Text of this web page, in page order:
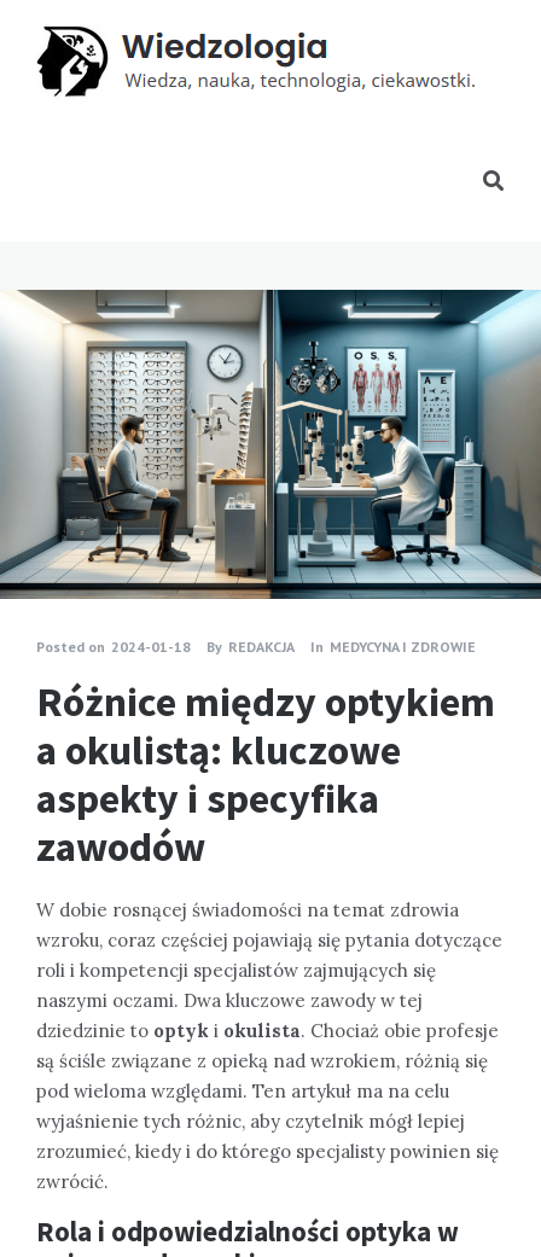
Posted on 2024-01-18 By REDAKCJA In MEDYCYNA I ZDROWIE
Różnice między optykiem
a okulistą: kluczowe
aspekty i specyfika
zawodów
W dobie rosnącej świadomości na temat zdrowia
wzroku, coraz częściej pojawiają się pytania dotyczące
roli i kompetencji specjalistów zajmujących się
naszymi oczami. Dwa kluczowe zawody w tej
dziedzinie to optyk i okulista. Chociaż obie profesje
są ściśle związane z opieką nad wzrokiem, różnią się
pod wieloma względami. Ten artykuł ma na celu
wyjaśnienie tych różnic, aby czytelnik mógł lepiej
zrozumieć, kiedy i do którego specjalisty powinien się
zwrócić.
Rola i odpowiedzialności optyka w